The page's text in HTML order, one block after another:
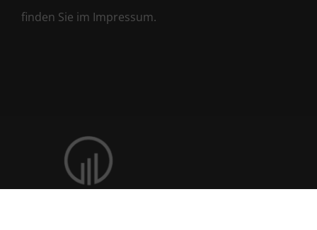
finden Sie im Impressum.